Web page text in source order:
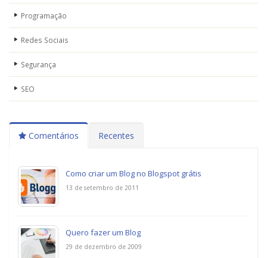
Programação
Redes Sociais
Segurança
SEO
Comentários Recentes
Como criar um Blog no Blogspot grátis
13 de setembro de 2011
Quero fazer um Blog
29 de dezembro de 2009